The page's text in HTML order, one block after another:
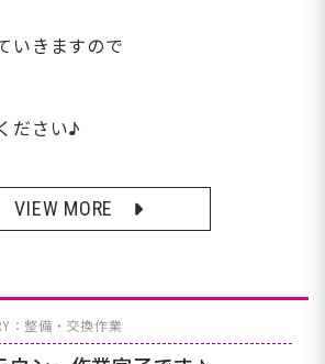
いきますので
ださい♪
VIEW MORE
：整備・交換作業